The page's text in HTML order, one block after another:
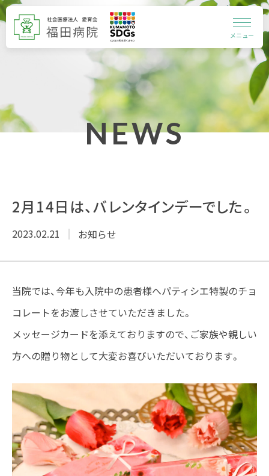
メニュー
NEWS
2月14日は、バレンタインデーでした。
2023.02.21 お知らせ
当院では、今年も入院中の患者様へパティシエ特製のチョ
コレートをお渡しさせていただきました。
メッセージカードを添えておりますので、ご家族や親しい
方への贈り物として大変お喜びいただいております。